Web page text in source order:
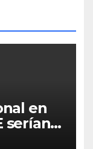
en
serían
2026